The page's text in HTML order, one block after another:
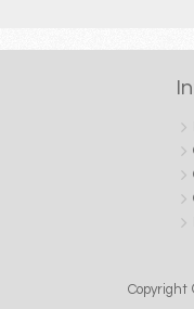
Copyright